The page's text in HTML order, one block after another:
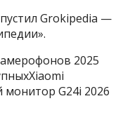
Grokipedia —
2025
монитор G24i 2026